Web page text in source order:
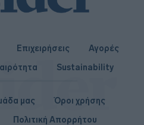
Επιχειρήσεις
Αγορές
Sustainability
μας
Όροι χρήσης
Πολιτική Απορρήτου